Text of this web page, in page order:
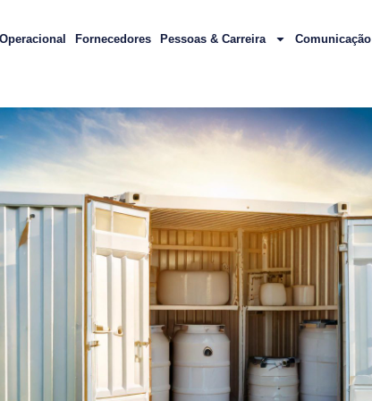
Fornecedores Pessoas & Carreira Comunicação